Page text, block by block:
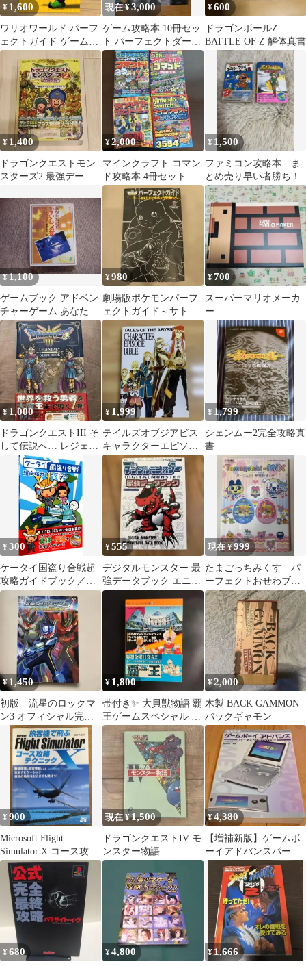
¥ 1,600
ワリオワールド パーフ
ェクトガイド ゲームキ
ューブ 攻略本
WARIOWORLD
現在 ¥3,000
ゲーム攻略本 10冊セッ
ト パーフェクトダーク
ムジュラの仮MGS3 マ
リオ64
¥600
ドラゴンボールZ
BATTLE OF Z 解体真書
¥ 1,400
ドラゴンクエストモン
スターズ2 最強データ
¥2,000
マインクラフト コマン
ド攻略本 4冊セット
¥ 1,500
ファミコン攻略本 ま
とめ売り早い者勝ち！
¥1,100
ゲームブック アドベン
チャーゲーム あなただ
けのかまいたちの夜 我
孫子武丸
¥980
劇場版ポケモンパーフ
ェクトガイド～サトシ
&ピカチュウ冒険ログ
¥700
スーパーマリオメーカ
ー
SUPERMARIOMAKER
¥ 1,000
ドラゴンクエストIII そ
して伝説へ… レジェン
ダリーガイドブック
¥ 1,999
テイルズオブジアビス
キャラクターエピソー
ドバイブル
¥ 1,799
シェンムー2完全攻略真
書
¥300
ケータイ国盗り合戦超
攻略ガイドブック／扶
桑社
¥555
デジタルモンスター 最
強データブック エニッ
クスミニ百科
現在 ¥999
たまごっちみくす パ
ーフェクトおせわブッ
ク
¥1,450
初版 流星のロックマ
ン3 オフィシャル完全
ガイド
¥ 1,800
帯付き✨️ 大貝獣物語 覇
王ゲームスペシャル 公
式ガイドブック
¥2,000
木製 BACK GAMMON
バックギャモン
¥900
Microsoft Flight
Simulator X コース攻略
テクニック
現在 ¥1,500
ドラゴンクエストIV モ
ンスター物語
¥4,380
【増補新版】ゲームボ
ーイアドバンスパーフ
ェクトカタログ・ポス
ター付・G-MOOK
¥680 ¥4,800 ¥ 1,666